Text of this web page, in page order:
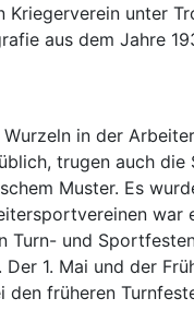
unter
aus dem Jahre
in der
trugen auch
Muster. Es
war
Turn- und
1. Mai und der
den früheren